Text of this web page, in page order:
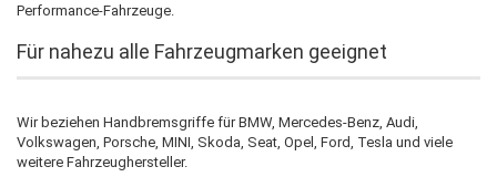
Performance-Fahrzeuge.
Für nahezu alle Fahrzeugmarken geeignet
Wir beziehen Handbremsgriffe für BMW, Mercedes-Benz, Audi,
Volkswagen, Porsche, MINI, Skoda, Seat, Opel, Ford, Tesla und viele
weitere Fahrzeughersteller.